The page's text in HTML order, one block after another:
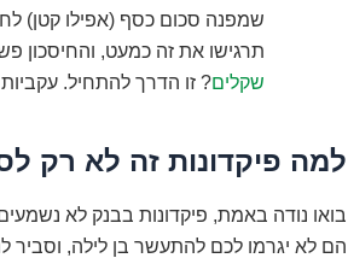
שמפנה סכום כסף (אפילו קטן)
תרגישו את זה כמעט, והחיסכון
שקלים? זו הדרך להתחיל.
למה פיקדונות זה לא רק
בואו נודה באמת, פיקדונות בבנק לא
הם לא יגרמו לכם להתעשר בן לילה,